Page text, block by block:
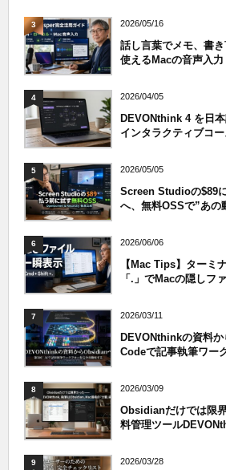
3 2026/05/16
話し言葉でメモ、書
使えるMacの音声入力
4 2026/04/05
DEVONthink 4 を日
インタラクティブコ
5 2026/05/05
Screen Studioの$89
へ、無料OSSで”あの
6 2026/06/06
【Mac Tips】ターミ
「.」でMacの隠しフ
7 2026/03/11
DEVONthinkの資料
Codeで記事執筆ワー
8 2026/03/09
Obsidianだけでは限
料管理ツール
9 2026/03/28